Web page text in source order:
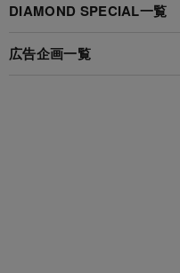
DIAMOND SPECIAL一覧
広告企画一覧